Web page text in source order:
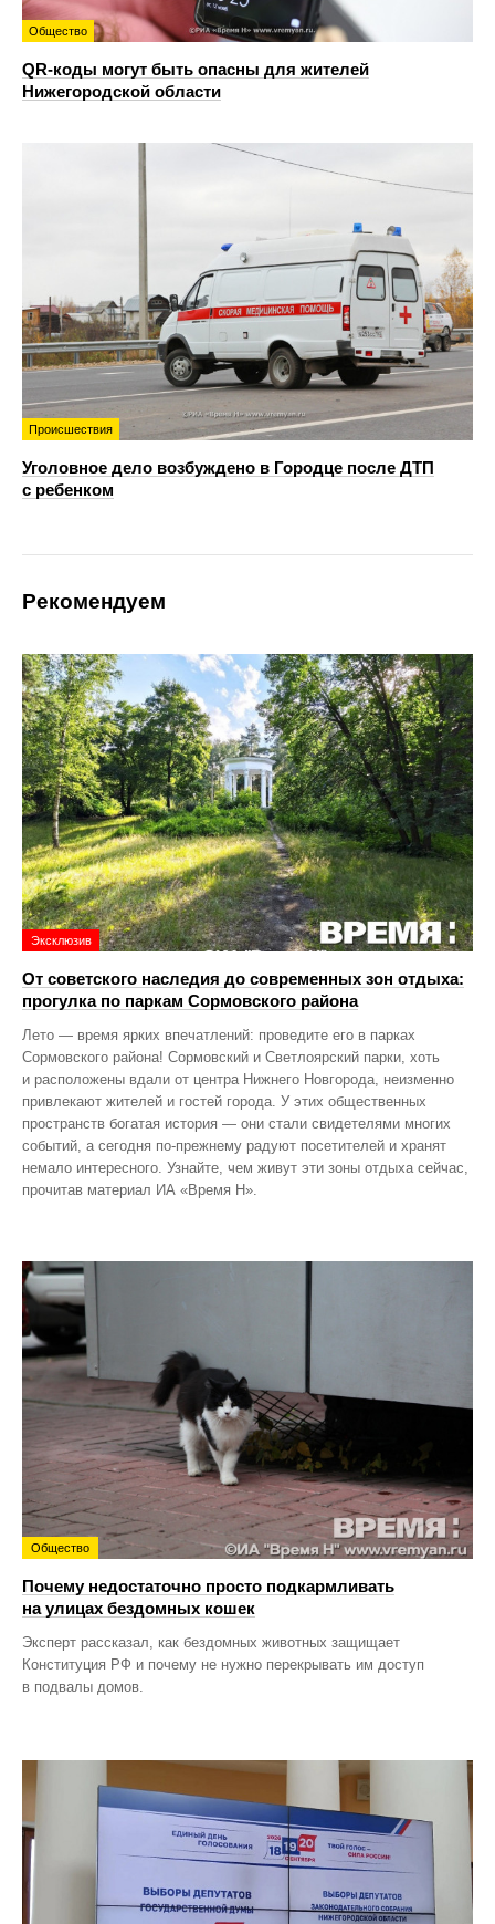
Общество
QR-коды могут быть опасны для жителей
Нижегородской области
Происшествия
Уголовное дело возбуждено в Городце после ДТП
с ребенком
Рекомендуем
Эксклюзив
От советского наследия до современных зон отдыха:
прогулка по паркам Сормовского района
Лето — время ярких впечатлений: проведите его в парках
Сормовского района! Сормовский и Светлоярский парки, хоть
и расположены вдали от центра Нижнего Новгорода, неизменно
привлекают жителей и гостей города. У этих общественных
пространств богатая история — они стали свидетелями многих
событий, а сегодня по‑прежнему радуют посетителей и хранят
немало интересного. Узнайте, чем живут эти зоны отдыха сейчас,
прочитав материал ИА «Время Н».
Общество
Почему недостаточно просто подкармливать
на улицах бездомных кошек
Эксперт рассказал, как бездомных животных защищает
Конституция РФ и почему не нужно перекрывать им доступ
в подвалы домов.